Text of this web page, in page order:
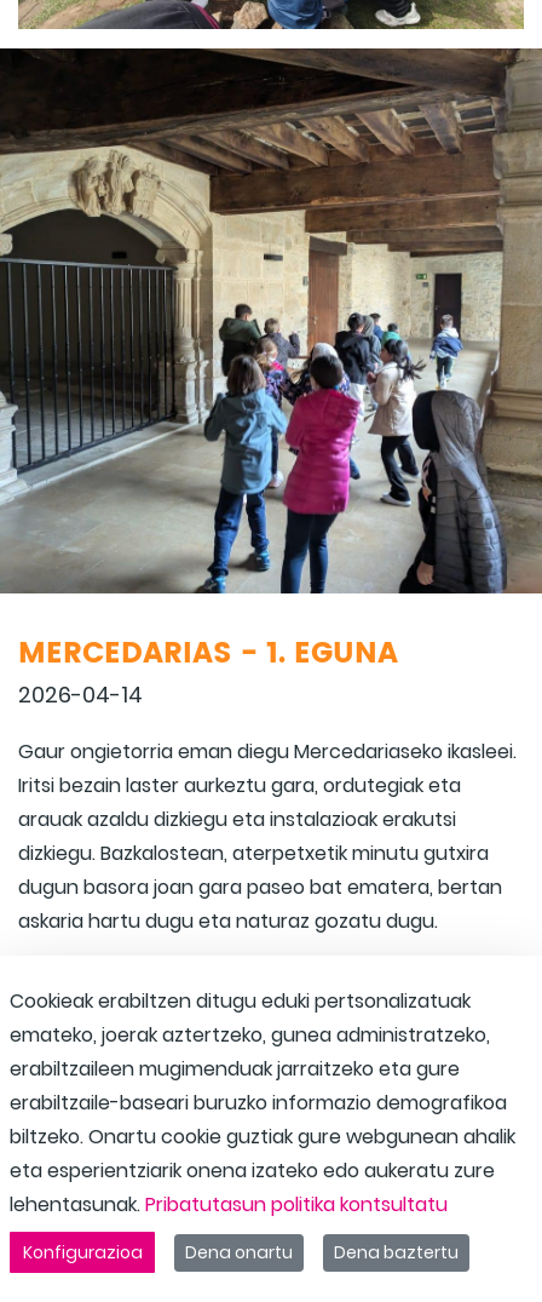
MERCEDARIAS - 1. EGUNA
2026-04-14
Gaur ongietorria eman diegu Mercedariaseko ikasleei.
Iritsi bezain laster aurkeztu gara, ordutegiak eta
arauak azaldu dizkiegu eta instalazioak erakutsi
dizkiegu. Bazkalostean, aterpetxetik minutu gutxira
dugun basora joan gara paseo bat ematera, bertan
askaria hartu dugu eta naturaz gozatu dugu.
Cookieak erabiltzen ditugu eduki pertsonalizatuak
emateko, joerak aztertzeko, gunea administratzeko,
erabiltzaileen mugimenduak jarraitzeko eta gure
erabiltzaile-baseari buruzko informazio demografikoa
biltzeko. Onartu cookie guztiak gure webgunean ahalik
eta esperientziarik onena izateko edo aukeratu zure
lehentasunak.Pribatutasun politika kontsultatu
Konfigurazioa Dena onartu Dena baztertu